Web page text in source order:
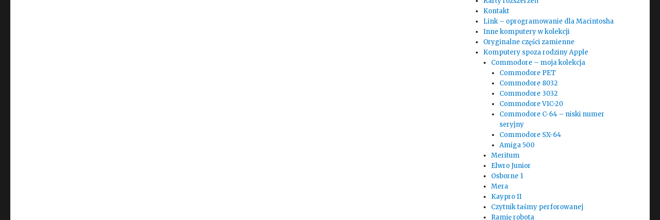
Kontakt
Link – oprogramowanie dla Macintosha
Inne komputery w kolekcji
Oryginalne części zamienne
Komputery spoza rodziny Apple
Commodore – moja kolekcja
Commodore PET
Commodore 8032
Commodore 3032
Commodore VIC-20
Commodore C-64 – niski numer
seryjny
Commodore SX-64
Amiga 500
Meritum
Elwro Junior
Osborne 1
Mera
Kaypro II
Czytnik taśmy perforowanej
Ramię robota